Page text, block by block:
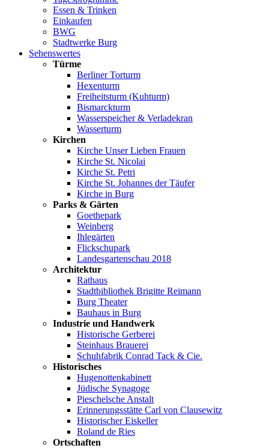
Essen & Trinken
Einkaufen
BWG
Stadtwerke Burg
Sehenswertes
Türme
Berliner Torturm
Hexenturm
Freiheitsturm (Kuhturm)
Bismarckturm
Wasserspeicher & Verladekran
Wasserturm
Kirchen
Kirche Unser Lieben Frauen
Kirche St. Nicolai
Kirche St. Petri
Kirche St. Johannes der Täufer
Kirche in Burg
Parks & Gärten
Goethepark
Weinberg
Ihlegärten
Flickschupark
Landesgartenschau 2018
Architektur
Rathaus
Stadtbibliothek Brigitte Reimann
Burg Theater
Bauhaus in Burg
Industrie und Handwerk
Historische Gerberei
Steinhaus Brauerei
Schuhfabrik Conrad Tack & Cie.
Historisches
Hugenottenkabinett
Jüdische Synagoge
Pieschelsche Anstalt
Erinnerungsstätte Carl von Clausewitz
Historischer Eiskeller
Roland de Ries
Ortschaften